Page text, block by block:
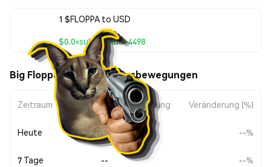
1 $FLOPPA to USD
$0.0<sub>8</sub>4498
Big Floppa ($FLOPPA) Kursbewegungen
Zeitraum Betragsänderung Veränderung (%)
Heute -- --%
7 Tage -- --%